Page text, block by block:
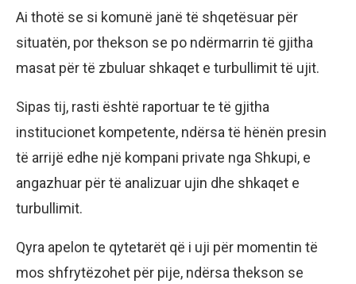
Ai thotë se si komunë janë të shqetësuar për
situatën, por thekson se po ndërmarrin të gjitha
masat për të zbuluar shkaqet e turbullimit të ujit.
Sipas tij, rasti është raportuar te të gjitha
institucionet kompetente, ndërsa të hënën presin
të arrijë edhe një kompani private nga Shkupi, e
angazhuar për të analizuar ujin dhe shkaqet e
turbullimit.
Qyra apelon te qytetarët që i uji për momentin të
mos shfrytëzohet për pije, ndërsa thekson se